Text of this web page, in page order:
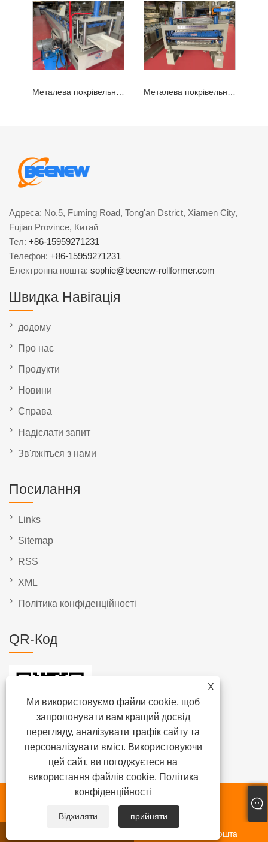
Металева покрівельна машина Snap Lock Металева покрівельна рулонна машина
X
Ми використовуємо файли cookie, щоб
запропонувати вам кращий досвід
перегляду, аналізувати трафік сайту та
персоналізувати вміст. Використовуючи
цей сайт, ви погоджуєтеся на
використання файлів cookie. Політика
конфіденційності
Відхиляти прийняти
Адреса: No.5, Fuming Road, Tong'an Dstrict, Xiamen City,
Fujian Province, Китай
Тел: +86-15959271231
Телефон: +86-15959271231
Електронна пошта: sophie@beenew-rollformer.com
Швидка Навігація
додому
Про нас
Продукти
Новини
Справа
Надіслати запит
Зв'яжіться з нами
Посилання
Links
Sitemap
RSS
XML
Політика конфіденційності
QR-Код
© Xiamen Beenew Machinery Co., Ltd., 2025. Усі права
Електронна пошта